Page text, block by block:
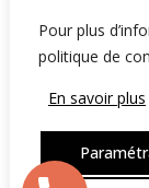
Pour plus
politique de
En savoir plus
2026
Politique